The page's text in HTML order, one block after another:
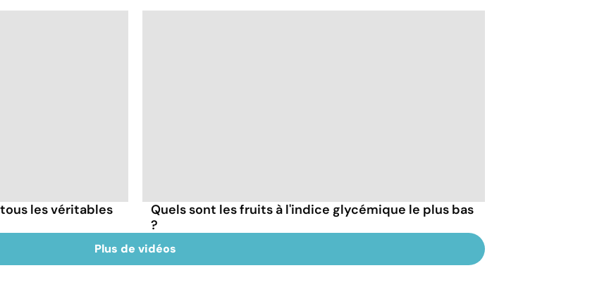
les véritables
Quels sont les fruits à l'indice glycémique le plus bas
?
Plus de vidéos